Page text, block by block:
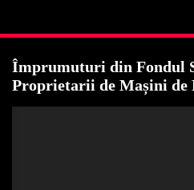
Împrumuturi din Fondul
Proprietarii de Mașini de